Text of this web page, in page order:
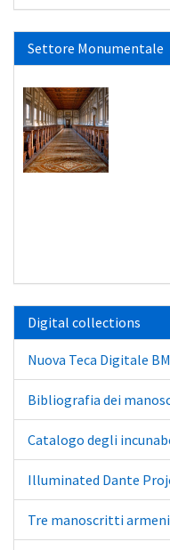
Settore Monumentale
Digital collections
Nuova Teca Digitale
Bibliografia dei
Catalogo degli
Illuminated Dante
Tre manoscritti armeni